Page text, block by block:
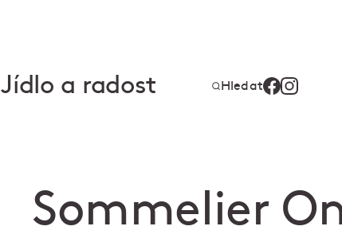
Jídlo a radost Hledat
Sommelier